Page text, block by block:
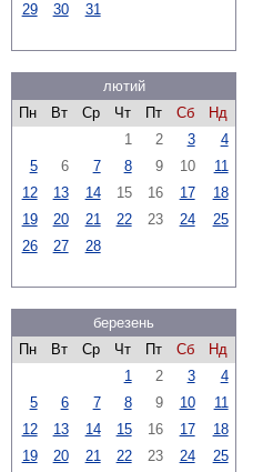
29 30 31
лютий
Пн
Вт Ср Чт Пт Сб
Нд
1
2 3
4
5
6 7 8 9 10
11
12
13 14 15 16 17
18
19
20 21 22 23 24
25
26
27 28
березень
Пн
Вт Ср Чт Пт Сб
Нд
1
2 3
4
5
6 7 8 9 10
11
12
13 14 15 16 17
18
19
20 21 22 23 24
25